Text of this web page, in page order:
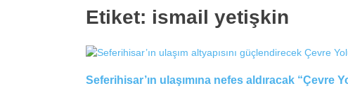
Etiket: ismail yetişkin
Seferihisar’ın ulaşımına nefes aldıracak “Çevre